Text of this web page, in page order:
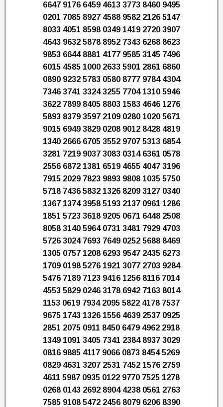
6647 9176 6459 4613 3773 8460 9495
0201 7085 8927 4588 9582 2126 5147
8033 4051 8598 0349 1419 2720 3907
4643 9632 5878 8952 7343 6268 8623
9853 6644 8881 4177 9585 3145 7496
6015 4585 1000 2633 5901 2861 6860
0890 9232 5783 0580 8777 9784 4304
7346 3741 3324 3255 7704 1310 5946
3622 7899 8405 8803 1583 4646 1276
5893 8379 3597 2109 0280 1020 5671
9015 6949 3829 0208 9012 8428 4819
1340 2666 6705 3552 9707 5313 6854
3281 7219 9037 3083 0314 6361 0578
2556 6872 1381 6519 4655 4047 3196
7915 2029 7823 9893 9808 1035 5750
5718 7436 5832 1326 8209 3127 0340
1367 1374 3958 5193 2137 0961 1286
1851 5723 3618 9205 0671 6448 2508
8058 3140 5964 0731 3481 7929 4703
5726 3024 7693 7649 0252 5688 8469
1305 0757 1208 6293 9547 2435 6273
1709 0198 5276 1921 3077 2703 9284
5476 7189 7123 9416 1256 8116 7014
4553 5829 0246 3178 6942 7163 8014
1153 0619 7934 2095 5822 4178 7537
9675 1743 1326 1556 4639 2537 0925
2851 2075 0911 8450 6479 4962 2918
1349 1091 3405 7341 2384 8937 3029
0816 9885 4117 9066 0873 8454 5269
0829 4631 3207 2531 7452 1576 2759
4611 5987 0935 0122 9770 7525 1278
0268 0143 2692 8904 4238 0561 2763
7585 9108 5472 2456 8079 6206 8390